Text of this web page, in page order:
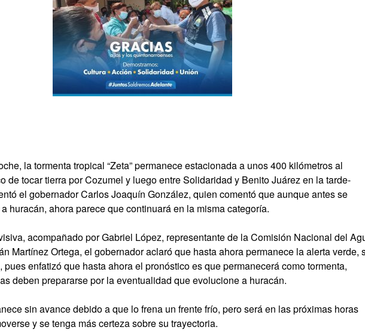
la tormenta tropical “Zeta” permanece estacionada a unos 400 kilómetros al
de tocar tierra por Cozumel y luego entre Solidaridad y Benito Juárez en la tarde-
el gobernador Carlos Joaquín González, quien comentó que aunque antes se
huracán, ahora parece que continuará en la misma categoría.
acompañado por Gabriel López, representante de la Comisión Nacional del
Martínez Ortega, el gobernador aclaró que hasta ahora permanece la alerta verde,
enfatizó que hasta ahora el pronóstico es que permanecerá como tormenta,
deben prepararse por la eventualidad que evolucione a huracán.
sin avance debido a que lo frena un frente frío, pero será en las próximas horas
y se tenga más certeza sobre su trayectoria.